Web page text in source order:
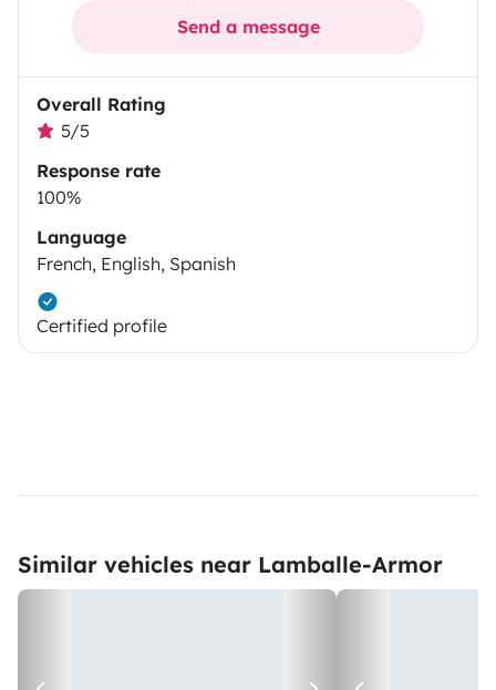
Send a message
Overall Rating
5/5
Response rate
100%
Language
French, English, Spanish
Certified profile
Similar vehicles near Lamballe-Armor